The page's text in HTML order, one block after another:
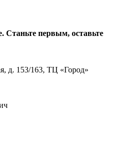
Станьте первым, оставьте
д. 153/163, ТЦ «Город»